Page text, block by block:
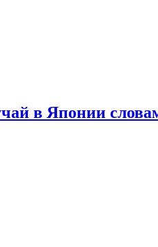
в Японии